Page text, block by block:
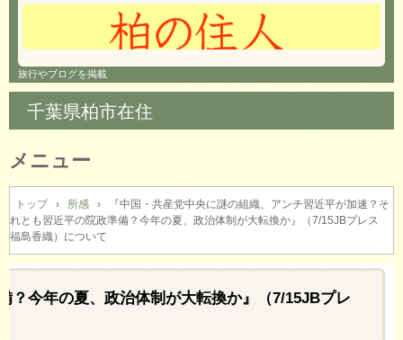
旅行やブログを掲載
千葉県柏市在住
メニュー
コ
ン
テ
ン
ス
トップ › 所感 ›
『中国・共産党中央に謎の組織、アンチ習近平が加速？そ
れとも習近平の院政準備？今年の夏、政治体制が大転換か』（7/15JBプレス
福島香織）について
？今年の夏、政治体制が大転換か』（7/15JBプレ